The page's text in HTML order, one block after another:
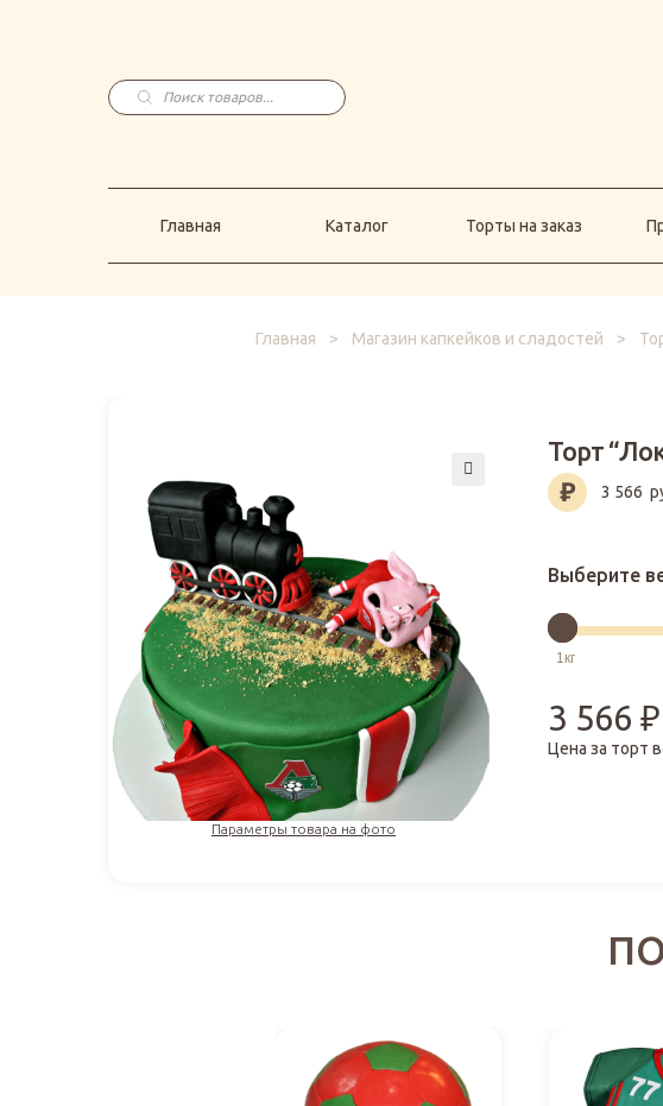
Поиск
товаров
Главная Каталог Торты на заказ
Главная > Магазин капкейков и сладостей >
Параметры товара на фото
Торт
3 566
Выберите
3 566₽
Цена за торт